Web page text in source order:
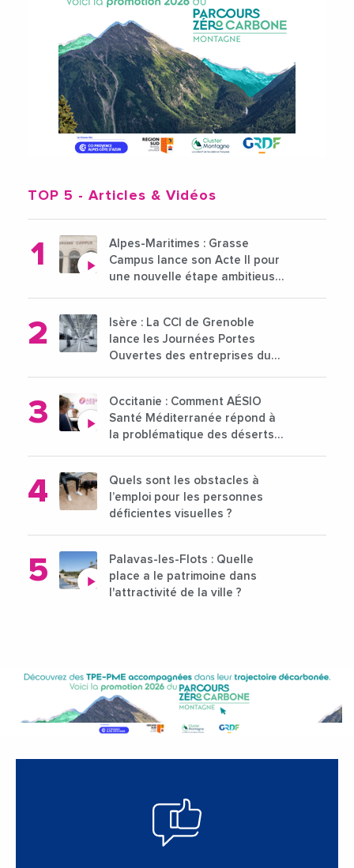
TOP 5 - Articles & Vidéos
Alpes-Maritimes : Grasse
Campus lance son Acte II pour
une nouvelle étape ambitieuse
Isère : La CCI de Grenoble
lance les Journées Portes
Ouvertes des entreprises du
Occitanie : Comment AÉSIO
Santé Méditerranée répond à
la problématique des déserts
Quels sont les obstacles à
l’emploi pour les personnes
déficientes visuelles ?
Palavas-les-Flots : Quelle
place a le patrimoine dans
l'attractivité de la ville ?